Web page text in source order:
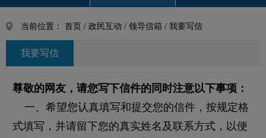
当前位置： 首页 / 政民互动 / 领导信箱 / 我要写信
我要写信
尊敬的网友，请您写下信件的同时注意以下事项：
一、希望您认真填写和提交您的信件，按规定格
式填写，并请留下您的真实姓名及联系方式，以便